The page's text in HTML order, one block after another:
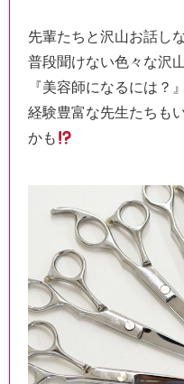
先輩たちと沢山お話し
普段聞けない色々な沢
『美容師になるには？
経験豊富な先生たちも
かも